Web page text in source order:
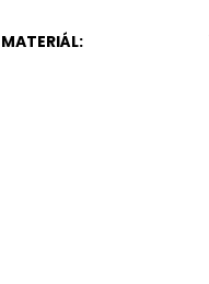
MATERIÁL: